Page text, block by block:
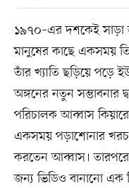
১৯৭০–এর দশকেই সাড়া
মানুষের কাছে একসময়
তাঁর খ্যাতি ছড়িয়ে পড়ে
অঙ্গনের নতুন সম্ভাবনার
পরিচালক আব্বাস
একসময় পড়াশোনার খরচ
করতেন আব্বাস।
জন্য ভিডিও বানানো এক